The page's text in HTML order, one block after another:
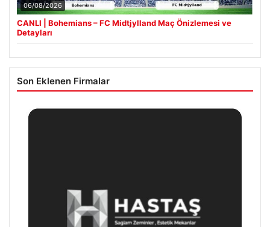
06/08/2026
CANLI | Bohemians – FC Midtjylland Maç Önizlemesi ve
Detayları
Son Eklenen Firmalar